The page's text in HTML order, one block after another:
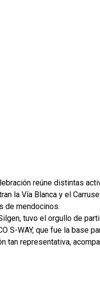
reúne distintas
la Vía Blanca y el
de mendocinos.
tuvo el orgullo de
S-WAY, que fue la base
representativa,